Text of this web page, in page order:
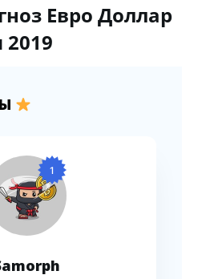
Евро Доллар
1